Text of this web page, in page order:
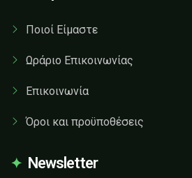
Ποιοί Είμαστε
Ωράριο Επικοινωνίας
Επικοινωνία
Όροι και προϋποθέσεις
Newsletter